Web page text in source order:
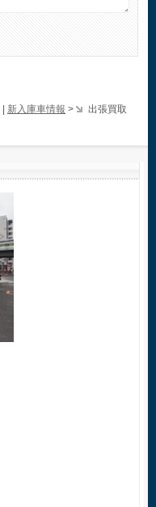
新入庫車情報 >
出張買取